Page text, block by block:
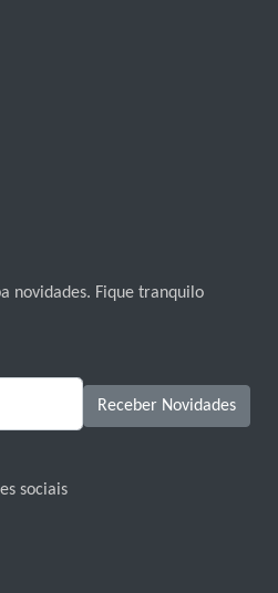
novidades. Fique tranquilo
Receber Novidades
sociais